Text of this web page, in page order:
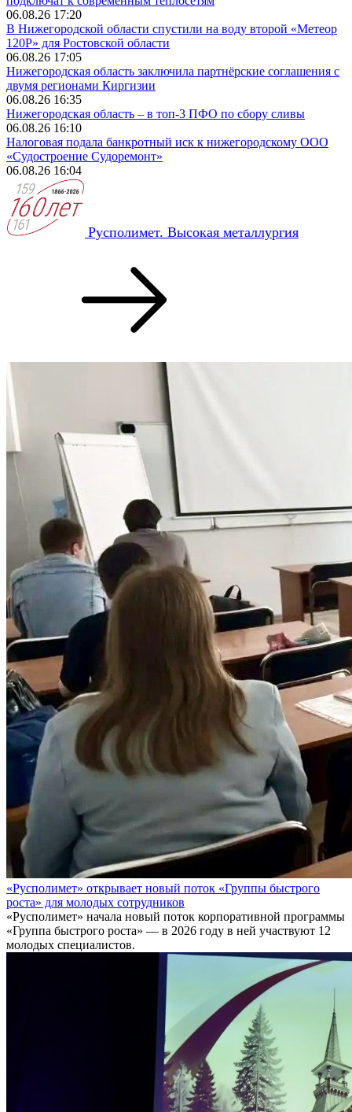
06.08.26 17:20
В Нижегородской области спустили на воду второй «Метеор
120Р» для Ростовской области
06.08.26 17:05
Нижегородская область заключила партнёрские соглашения с
двумя регионами Киргизии
06.08.26 16:35
Нижегородская область – в топ-3 ПФО по сбору сливы
06.08.26 16:10
Налоговая подала банкротный иск к нижегородскому ООО
«Судостроение Судоремонт»
06.08.26 16:04
Русполимет. Высокая металлургия
«Русполимет» открывает новый поток «Группы быстрого
роста» для молодых сотрудников
«Русполимет» начала новый поток корпоративной программы
«Группа быстрого роста» — в 2026 году в ней участвуют 12
молодых специалистов.